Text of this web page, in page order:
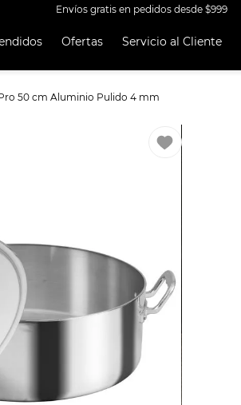
Envíos gratis en pedidos desde $999
Ofertas Servicio al Cliente
50 cm Aluminio Pulido 4 mm